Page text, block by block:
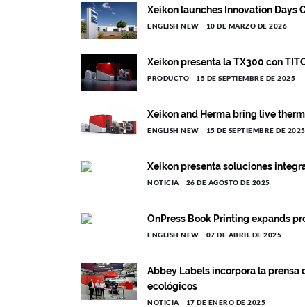
Xeikon launches Innovation Days
ENGLISH NEW 10 DE MARZO DE 2026
Xeikon presenta la TX300 con
PRODUCTO 15 DE SEPTIEMBRE DE 2025
Xeikon and Herma bring live
ENGLISH NEW 15 DE SEPTIEMBRE DE 2025
Xeikon presenta soluciones
NOTICIA 26 DE AGOSTO DE 2025
OnPress Book Printing expands
ENGLISH NEW 07 DE ABRIL DE 2025
Abbey Labels incorpora la prensa
ecológicos
NOTICIA 17 DE ENERO DE 2025